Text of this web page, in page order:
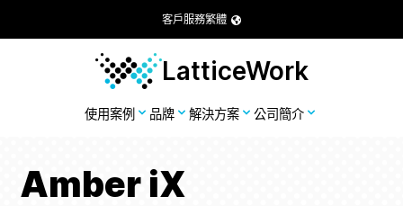
客戶服務繁體
LatticeWork
使用案例 品牌 解決方案 公司簡介
Amber iX